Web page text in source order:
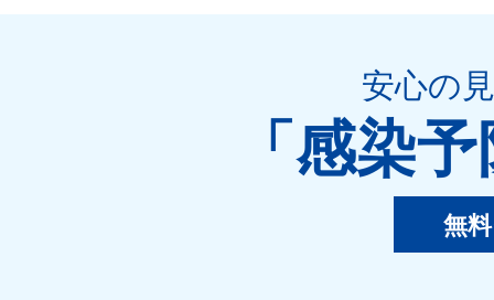
安心の
「感染
無